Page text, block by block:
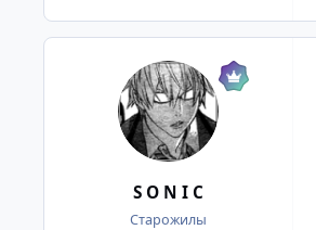
S O N I C
Старожилы